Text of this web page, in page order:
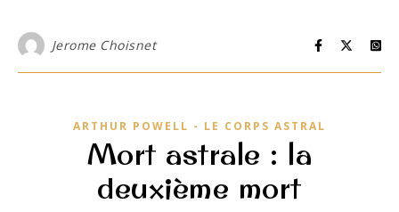
Jerome Choisnet
ARTHUR POWELL - LE CORPS ASTRAL
Mort astrale : la
deuxième mort